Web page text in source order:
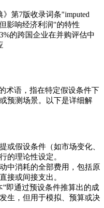
第7版收录词条"imputed
影响经济利润"的特性
的跨国企业在并购评估中
术语，指在特定假设条件下
预测场景。以下是详细解
或假设条件（如市场变化、
的理论性设定。
中消耗的全部费用，包括原
接或间接支出。
”即通过预设条件推算出的成
生，但用于模拟、预算或决